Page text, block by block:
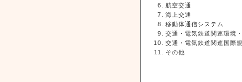
航空交通
海上交通
移動体通信システム
交通・電気鉄道関連環境
交通・電気鉄道関連国際
その他